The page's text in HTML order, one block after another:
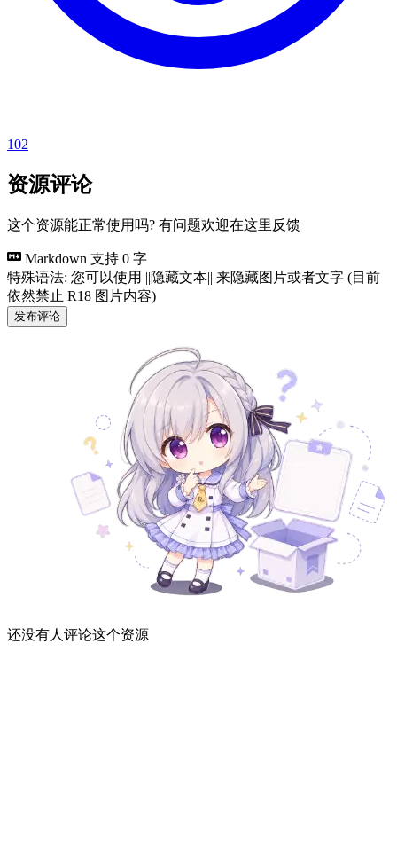
102
资源评论
这个资源能正常使用吗? 有问题欢迎在这里反馈
Markdown 支持 0 字
特殊语法: 您可以使用 ||隐藏文本|| 来隐藏图片或者文字 (目前
依然禁止 R18 图片内容)
发布评论
还没有人评论这个资源